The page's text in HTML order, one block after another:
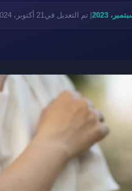
| تم التعديل في 21 أكتوبر، 2024